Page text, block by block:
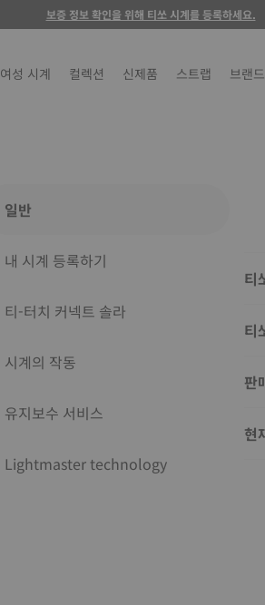
보증 정보 확인을 위해 티쏘 시계를 등록하세요.
여성 시계 컬렉션 신제품 스트랩 브랜드
일반
내 시계 등록하기
티-터치 커넥트 솔라
시계의 작동
유지보수 서비스
Lightmaster technology
티
티
판
현